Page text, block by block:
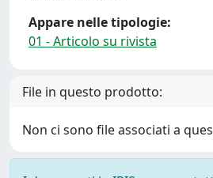
Appare nelle tipologie:
01 - Articolo su rivista
File in questo prodotto:
Non ci sono file associati a